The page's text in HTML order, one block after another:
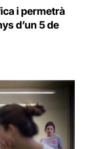
i permetrà
d’un 5 de